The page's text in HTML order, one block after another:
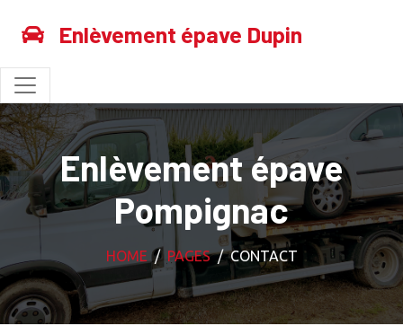
Enlèvement épave Dupin
Enlèvement épave
Pompignac
HOME PAGES CONTACT